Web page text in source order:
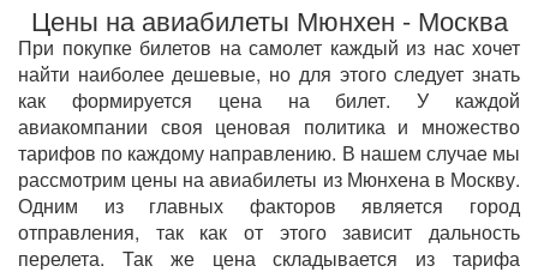
Цены на авиабилеты Мюнхен - Москва
При покупке билетов на самолет каждый из нас хочет
найти наиболее дешевые, но для этого следует знать
как формируется цена на билет. У каждой
авиакомпании своя ценовая политика и множество
тарифов по каждому направлению. В нашем случае мы
рассмотрим цены на авиабилеты из Мюнхена в Москву.
Одним из главных факторов является город
отправления, так как от этого зависит дальность
перелета. Так же цена складывается из тарифа